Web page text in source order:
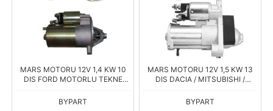
MARS MOTORU 12V 1,4 KW 10
DIS FORD MOTORLU TEKNE
BYPART
MARS MOTORU 12V 1,5 KW 13
DIS DACIA / MITSUBISHI /
8820R)
BYPART